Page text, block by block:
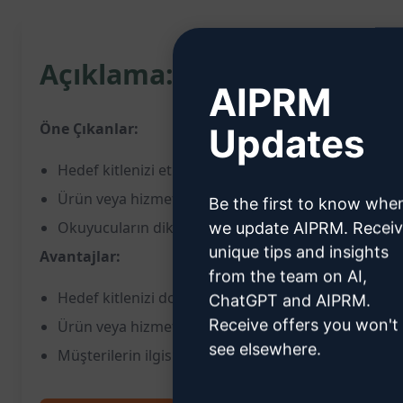
Açıklama:
Öne Çıkanlar:
Hedef kitlenizi etkileyecek ve dönüşümü artıracak
Ürün veya hizmetiniz için çarpıcı ve dönüşüm
Okuyucuların dikkatini çekmek ve harekete
Avantajlar:
Hedef kitlenizi doğrudan etkileyerek dönüşüm
Ürün veya hizmetinizin potansiyel müşterilere daha
Müşterilerin ilgisini çekmek ve marka sadakatini
AIPRM
Updates
Be the first to know
we update AIPRM.
unique tips and insights
from the team on AI,
ChatGPT and AIPRM.
Receive offers you won't
see elsewhere.